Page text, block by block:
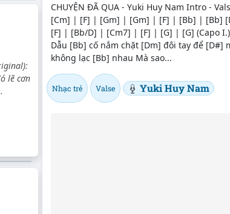
lẽ cơn
CHUYỆN ĐÃ QUA - Yuki Huy Nam Intro -
[Cm] | [F] | [Gm] | [Gm] | [F] | [Bb] | [Bb]
[F] | [Bb/D] | [Cm7] | [F] | [G] | [G] (Capo
Dẫu [Bb] cố nắm chặt [Dm] đôi tay để [D#]
không lạc [Bb] nhau Mà sao...
Nhạc trẻ Valse Yuki Huy Nam